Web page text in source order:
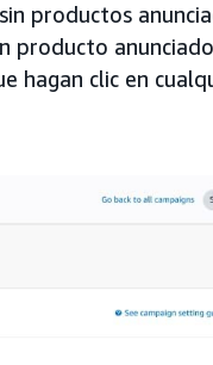
productos
producto
hagan clic en